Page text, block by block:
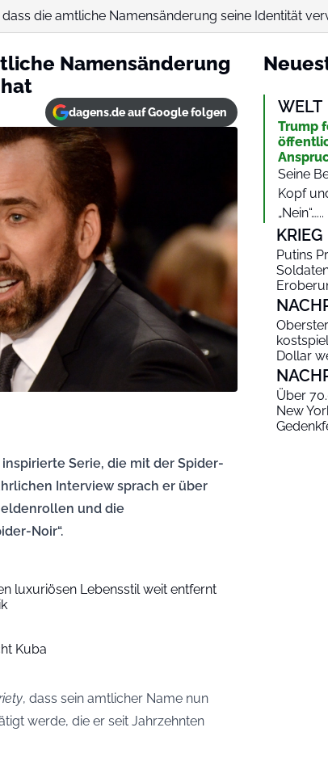
die amtliche Namensänderung seine Identität
Namensänderung
dagens.de auf Google folgen
Serie, die mit der Spider-
Interview sprach er über
und die
Noir“.
luxuriösen Lebensstil weit entfernt
Kuba
, dass sein amtlicher Name nun
werde, die er seit Jahrzehnten
WELT
Trump
Seine
Kopf
„Nein“…...
KRIEG
Putins
Dollar
Über
New